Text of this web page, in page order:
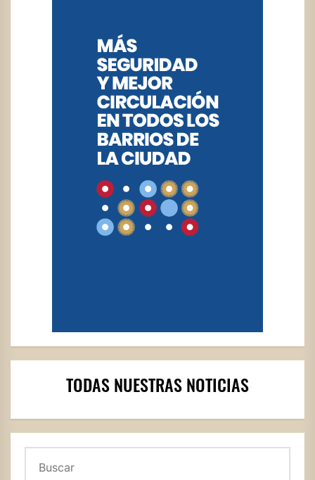
TODAS NUESTRAS NOTICIAS